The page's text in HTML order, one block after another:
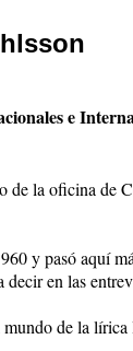
e
la oficina de
y pasó aquí
en las
de la